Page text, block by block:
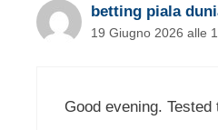
betting piala
19 Giugno 2026 alle
Good evening.